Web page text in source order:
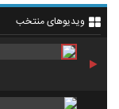
ویدیوهای منتخب